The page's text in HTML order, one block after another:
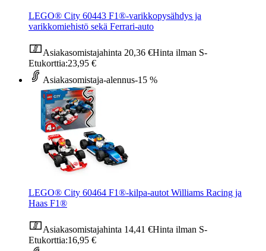
LEGO® City 60443 F1®-varikkopysähdys ja
varikkomiehistö sekä Ferrari-auto
Asiakasomistajahinta 20,36 €Hinta ilman S-
Etukorttia:23,95 €
Asiakasomistaja-alennus-15 %
LEGO® City 60464 F1®-kilpa-autot Williams Racing ja
Haas F1®
Asiakasomistajahinta 14,41 €Hinta ilman S-
Etukorttia:16,95 €